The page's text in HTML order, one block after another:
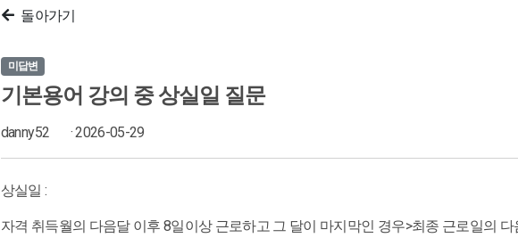
돌아가기
미답변
기본용어 강의 중 상실일 질문
danny52 · 2026-05-29
상실일 :
자격 취득월의 다음달 이후 8일이상 근로하고 그 달이 마지막인 경우>최종 근로일의 다